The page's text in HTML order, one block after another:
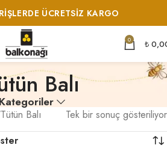
ÜCRETSİZ KARGO
0 ₺
Balı
Kategoriler
Tütün Balı
Tek bir sonuç gösteriliyor